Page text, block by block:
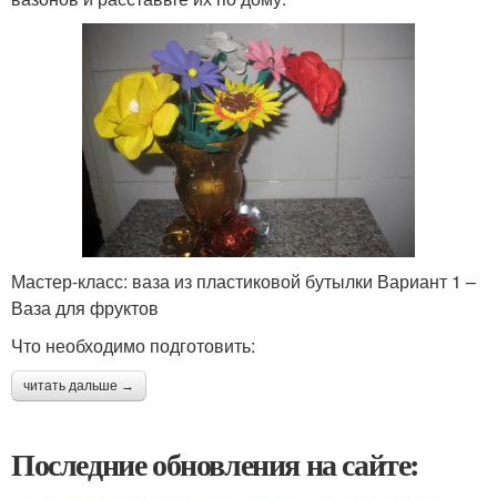
Мастер-класс: ваза из пластиковой бутылки Вариант 1 –
Ваза для фруктов
Что необходимо подготовить:
читать дальше →
Последние обновления на сайте: